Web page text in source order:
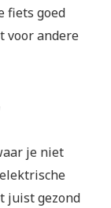
fiets goed
voor andere
je niet
juist gezond